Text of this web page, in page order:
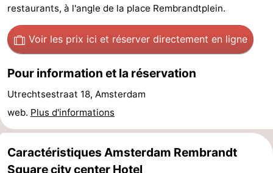
Amsterdamse
Bos
Spaarnwoude
Hôtels
Last
Attractions
Choses
restaurants, à l'angle de la place Rembrandtplein.
Voir les prix ici et réserver directement en ligne
Pour information et la réservation
Utrechtsestraat 18, Amsterdam
web. Plus d'informations
Caractéristiques Amsterdam Rembrandt
Square city center Hotel